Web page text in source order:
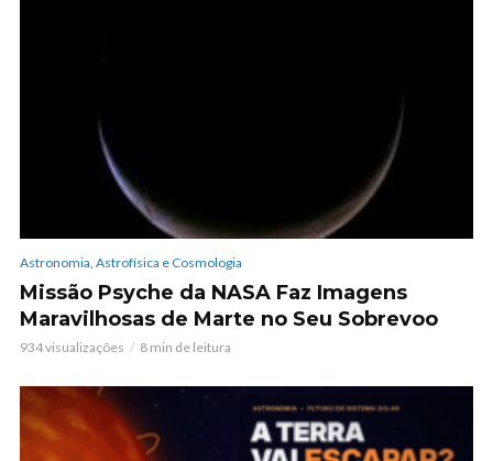
Astronomia, Astrofísica e Cosmologia
Missão Psyche da NASA Faz Imagens
Maravilhosas de Marte no Seu Sobrevoo
934 visualizações 8 min de leitura